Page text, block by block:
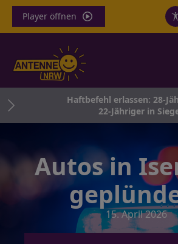
Player öffnen
Haftbefehl erlassen: 28-
22-Jähriger in
Autos in
15. April 2026